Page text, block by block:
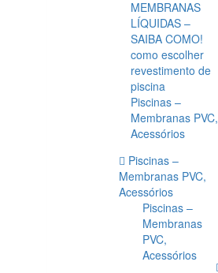
MEMBRANAS
LÍQUIDAS –
SAIBA COMO!
como escolher
revestimento de
piscina
Piscinas –
Membranas PVC,
Acessórios
Piscinas –
Membranas PVC,
Acessórios
Piscinas –
Membranas
PVC,
Acessórios